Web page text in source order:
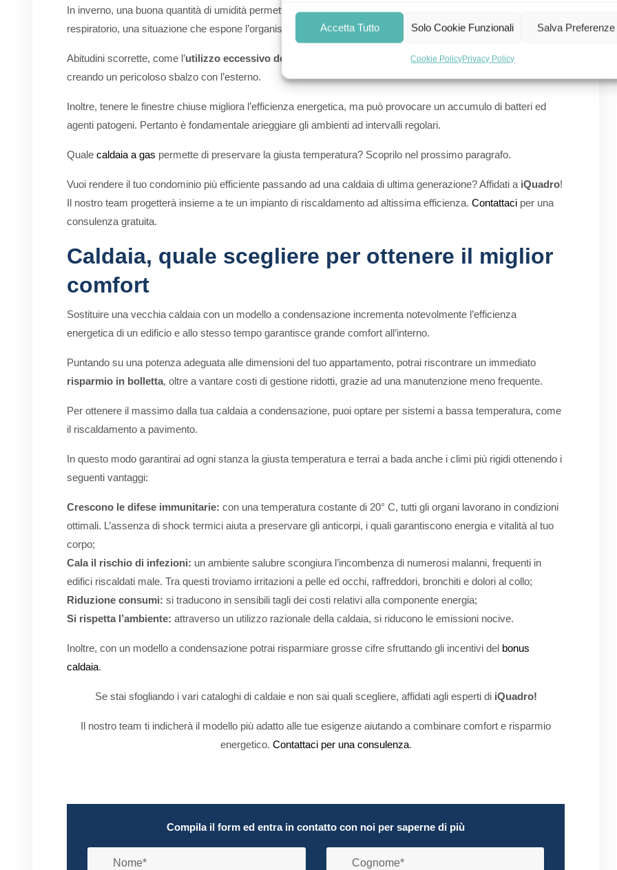
Accetta Tutto Solo Cookie Funzionali Salva Preferenze
Cookie PolicyPrivacy Policy
In inverno, una buona quantità di umidità permette di evitare fenomeni di secchezza per le mucose del sistema
respiratorio, una situazione che espone l’organismo ad infezioni.
Abitudini scorrette, come l’utilizzo eccessivo dei termosifoni
, innalzano notevolmente la temperatura interna
creando un pericoloso sbalzo con l’esterno.
Inoltre, tenere le finestre chiuse migliora l’efficienza energetica, ma può provocare un accumulo di batteri ed
agenti patogeni. Pertanto è fondamentale arieggiare gli ambienti ad intervalli regolari.
Quale caldaia a gas permette di preservare la giusta temperatura? Scoprilo nel prossimo paragrafo.
Vuoi rendere il tuo condominio più efficiente passando ad una caldaia di ultima generazione? Affidati a iQuadro!
Il nostro team progetterà insieme a te un impianto di riscaldamento ad altissima efficienza. Contattaci per una
consulenza gratuita.
Caldaia, quale scegliere per ottenere il miglior
comfort
Sostituire una vecchia caldaia con un modello a condensazione incrementa notevolmente l’efficienza
energetica di un edificio e allo stesso tempo garantisce grande comfort all’interno.
Puntando su una potenza adeguata alle dimensioni del tuo appartamento, potrai riscontrare un immediato
risparmio in bolletta, oltre a vantare costi di gestione ridotti, grazie ad una manutenzione meno frequente.
Per ottenere il massimo dalla tua caldaia a condensazione, puoi optare per sistemi a bassa temperatura, come
il riscaldamento a pavimento.
In questo modo garantirai ad ogni stanza la giusta temperatura e terrai a bada anche i climi più rigidi ottenendo i
seguenti vantaggi:
Crescono le difese immunitarie: con una temperatura costante di 20° C, tutti gli organi lavorano in condizioni
ottimali. L’assenza di shock termici aiuta a preservare gli anticorpi, i quali garantiscono energia e vitalità al tuo
corpo;
Cala il rischio di infezioni: un ambiente salubre scongiura l’incombenza di numerosi malanni, frequenti in
edifici riscaldati male. Tra questi troviamo irritazioni a pelle ed occhi, raffreddori, bronchiti e dolori al collo;
Riduzione consumi: si traducono in sensibili tagli dei costi relativi alla componente energia;
Si rispetta l’ambiente: attraverso un utilizzo razionale della caldaia, si riducono le emissioni nocive.
Inoltre, con un modello a condensazione potrai risparmiare grosse cifre sfruttando gli incentivi del bonus
caldaia.
Se stai sfogliando i vari cataloghi di caldaie e non sai quali scegliere, affidati agli esperti di iQuadro!
Il nostro team ti indicherà il modello più adatto alle tue esigenze aiutando a combinare comfort e risparmio
energetico. Contattaci per una consulenza.
Compila il form ed entra in contatto con noi per saperne di più